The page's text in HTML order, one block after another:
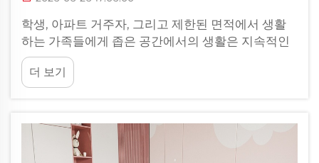
학생, 아파트 거주자, 그리고 제한된 면적에서 생활
하는 가족들에게 좁은 공간에서의 생활은 지속적인
공간적 어려움을 동반합니다. 책상이 내장된 이층 침
대는 수직적 통합 방식을 통해 이러한 제약을 해결하
며, 수면 공간과 작업 공간을 하나로 결합합니다...
더 보기